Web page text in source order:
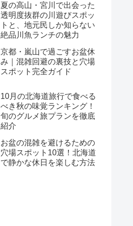
夏の高山・宮川で出会った
透明度抜群の川遊びスポッ
トと、地元民しか知らない
絶品川魚ランチの魅力
京都・嵐山で過ごすお盆休
み｜混雑回避の裏技と穴場
スポット完全ガイド
10月の北海道旅行で食べる
べき秋の味覚ランキング！
旬のグルメ旅プランを徹底
紹介
お盆の混雑を避けるための
穴場スポット10選！北海道
で静かな休日を楽しむ方法